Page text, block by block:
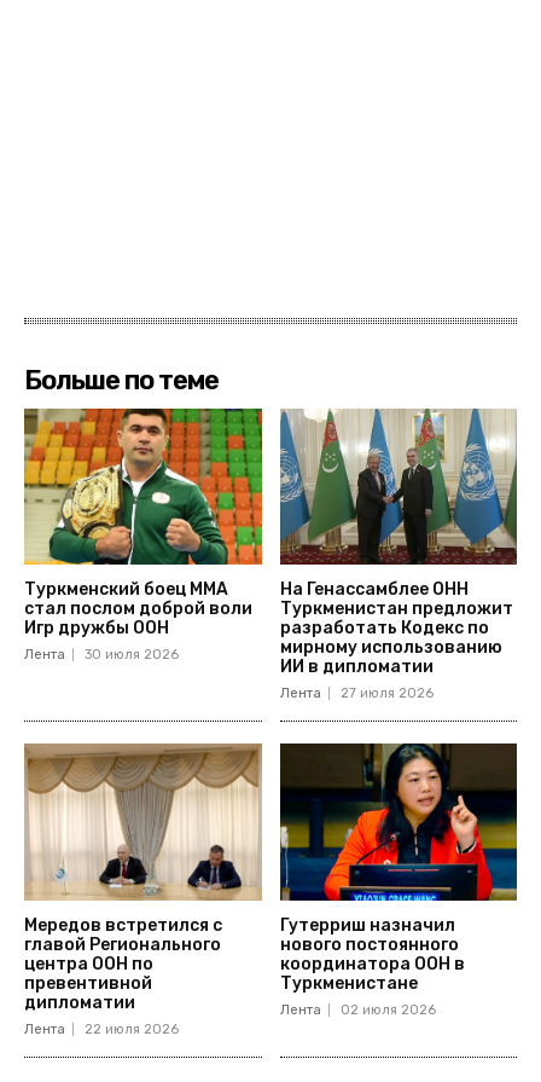
Больше по теме
Туркменский боец ММА
стал послом доброй воли
Игр дружбы ООН
Лента 30 июля 2026
На Генассамблее ОНН
Туркменистан предложит
разработать Кодекс по
мирному использованию
ИИ в дипломатии
Лента 27 июля 2026
Мередов встретился с
главой Регионального
центра ООН по
превентивной
дипломатии
Лента 22 июля 2026
Гутерриш назначил
нового постоянного
координатора ООН в
Туркменистане
Лента 02 июля 2026